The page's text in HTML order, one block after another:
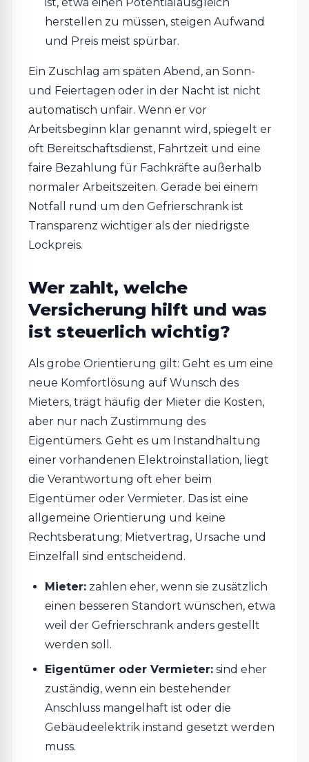
herstellen zu müssen, steigen Aufwand
und Preis meist spürbar.
Ein Zuschlag am späten Abend, an Sonn-
und Feiertagen oder in der Nacht ist nicht
automatisch unfair. Wenn er vor
Arbeitsbeginn klar genannt wird, spiegelt er
oft Bereitschaftsdienst, Fahrtzeit und eine
faire Bezahlung für Fachkräfte außerhalb
normaler Arbeitszeiten. Gerade bei einem
Notfall rund um den Gefrierschrank ist
Transparenz wichtiger als der niedrigste
Lockpreis.
Wer zahlt, welche
Versicherung hilft und was
ist steuerlich wichtig?
Als grobe Orientierung gilt: Geht es um eine
neue Komfortlösung auf Wunsch des
Mieters, trägt häufig der Mieter die Kosten,
aber nur nach Zustimmung des
Eigentümers. Geht es um Instandhaltung
einer vorhandenen Elektroinstallation, liegt
die Verantwortung oft eher beim
Eigentümer oder Vermieter. Das ist eine
allgemeine Orientierung und keine
Rechtsberatung; Mietvertrag, Ursache und
Einzelfall sind entscheidend.
Mieter: zahlen eher, wenn sie zusätzlich
einen besseren Standort wünschen, etwa
weil der Gefrierschrank anders gestellt
werden soll.
Eigentümer oder Vermieter: sind eher
zuständig, wenn ein bestehender
Anschluss mangelhaft ist oder die
Gebäudeelektrik instand gesetzt werden
muss.